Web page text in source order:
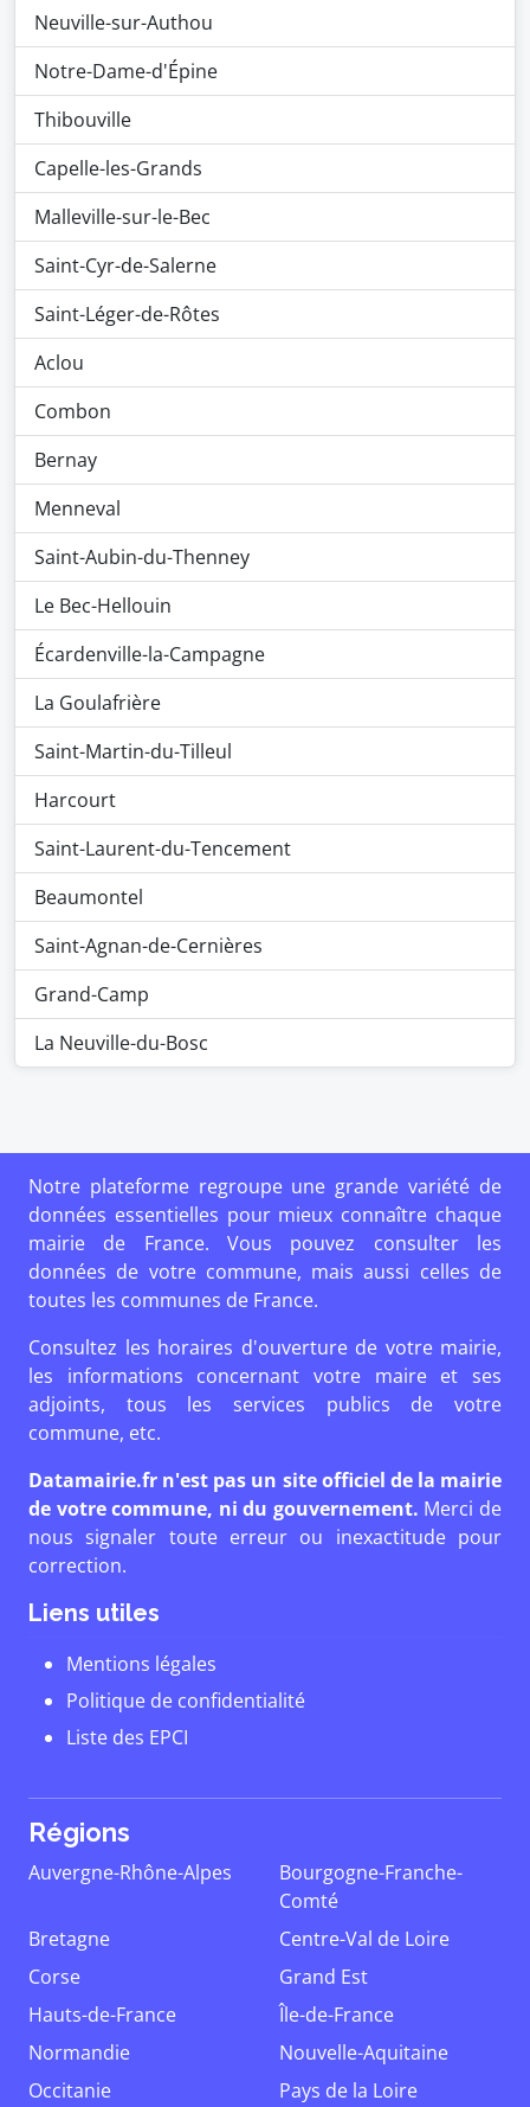
Neuville-sur-Authou
Notre-Dame-d'Épine
Thibouville
Capelle-les-Grands
Malleville-sur-le-Bec
Saint-Cyr-de-Salerne
Saint-Léger-de-Rôtes
Aclou
Combon
Bernay
Menneval
Saint-Aubin-du-Thenney
Le Bec-Hellouin
Écardenville-la-Campagne
La Goulafrière
Saint-Martin-du-Tilleul
Harcourt
Saint-Laurent-du-Tencement
Beaumontel
Saint-Agnan-de-Cernières
Grand-Camp
La Neuville-du-Bosc
Notre plateforme regroupe une grande variété de
données essentielles pour mieux connaître chaque
mairie de France. Vous pouvez consulter les
données de votre commune, mais aussi celles de
toutes les communes de France.
Consultez les horaires d'ouverture de votre mairie,
les informations concernant votre maire et ses
adjoints, tous les services publics de votre
commune, etc.
Datamairie.fr n'est pas un site officiel de la mairie
de votre commune, ni du gouvernement. Merci de
nous signaler toute erreur ou inexactitude pour
correction.
Liens utiles
Mentions légales
Politique de confidentialité
Liste des EPCI
Régions
Auvergne-Rhône-Alpes
Bourgogne-Franche-
Comté
Bretagne
Centre-Val de Loire
Corse
Grand Est
Hauts-de-France
Île-de-France
Normandie
Nouvelle-Aquitaine
Occitanie
Pays de la Loire